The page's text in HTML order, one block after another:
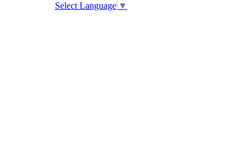
Select Language ▼